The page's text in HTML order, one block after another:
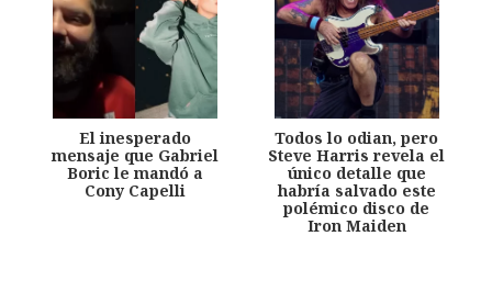
El inesperado
mensaje que Gabriel
Boric le mandó a
Cony Capelli
Todos lo odian, pero
Steve Harris revela el
único detalle que
habría salvado este
polémico disco de
Iron Maiden